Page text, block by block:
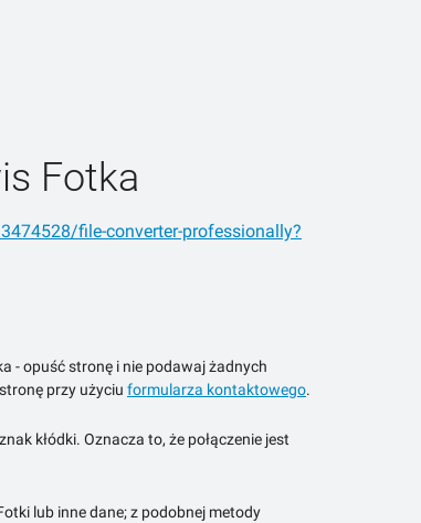
Fotka
file-converter-professionally?
- opuść stronę i nie podawaj żadnych
przy użyciu formularza kontaktowego.
kłódki. Oznacza to, że połączenie jest
lub inne dane; z podobnej metody